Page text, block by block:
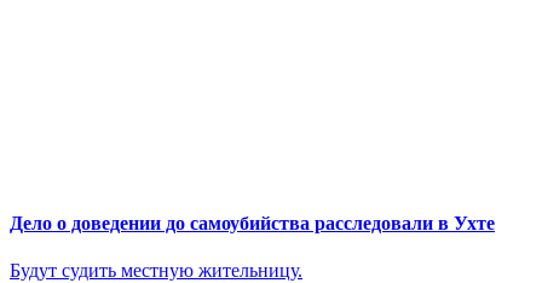
Дело о доведении до самоубийства расследовали в Ухте
Будут судить местную жительницу.